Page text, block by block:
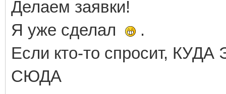
Делаем заявки!
Я уже сделал
.
Если кто-то спросит,
СЮДА